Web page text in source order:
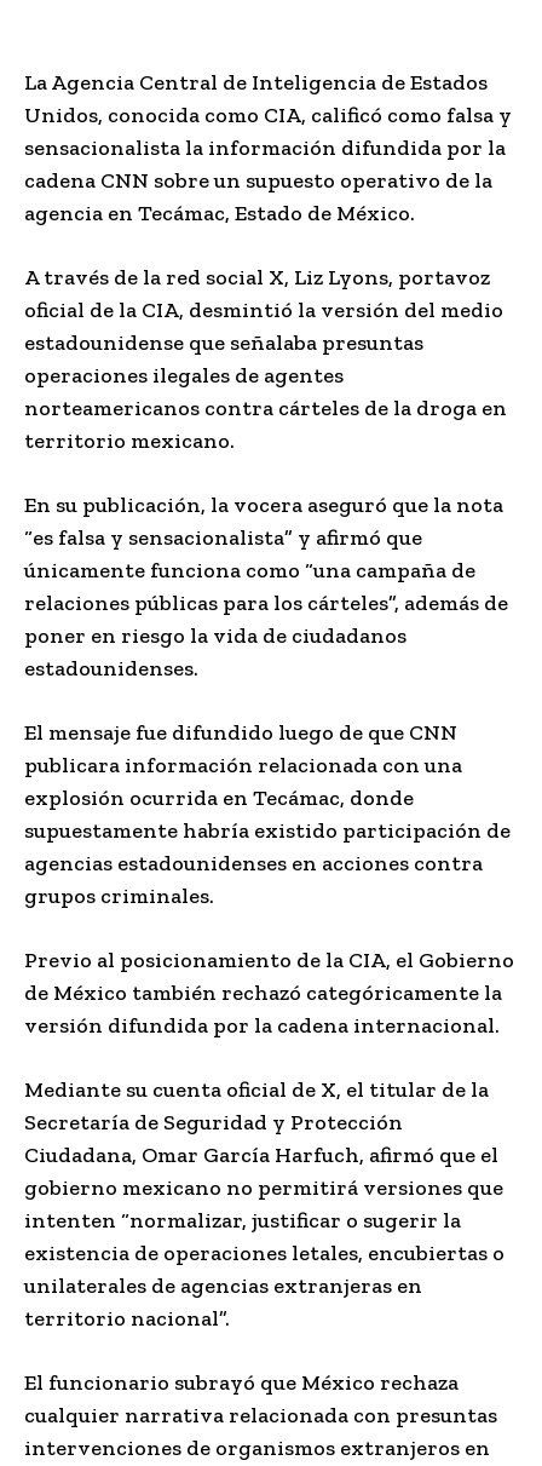
La Agencia Central de Inteligencia de Estados
Unidos, conocida como CIA, calificó como falsa y
sensacionalista la información difundida por la
cadena CNN sobre un supuesto operativo de la
agencia en Tecámac, Estado de México.
A través de la red social X, Liz Lyons, portavoz
oficial de la CIA, desmintió la versión del medio
estadounidense que señalaba presuntas
operaciones ilegales de agentes
norteamericanos contra cárteles de la droga en
territorio mexicano.
En su publicación, la vocera aseguró que la nota
“es falsa y sensacionalista” y afirmó que
únicamente funciona como “una campaña de
relaciones públicas para los cárteles”, además de
poner en riesgo la vida de ciudadanos
estadounidenses.
El mensaje fue difundido luego de que CNN
publicara información relacionada con una
explosión ocurrida en Tecámac, donde
supuestamente habría existido participación de
agencias estadounidenses en acciones contra
grupos criminales.
Previo al posicionamiento de la CIA, el Gobierno
de México también rechazó categóricamente la
versión difundida por la cadena internacional.
Mediante su cuenta oficial de X, el titular de la
Secretaría de Seguridad y Protección
Ciudadana, Omar García Harfuch, afirmó que el
gobierno mexicano no permitirá versiones que
intenten “normalizar, justificar o sugerir la
existencia de operaciones letales, encubiertas o
unilaterales de agencias extranjeras en
territorio nacional”.
El funcionario subrayó que México rechaza
cualquier narrativa relacionada con presuntas
intervenciones de organismos extranjeros en